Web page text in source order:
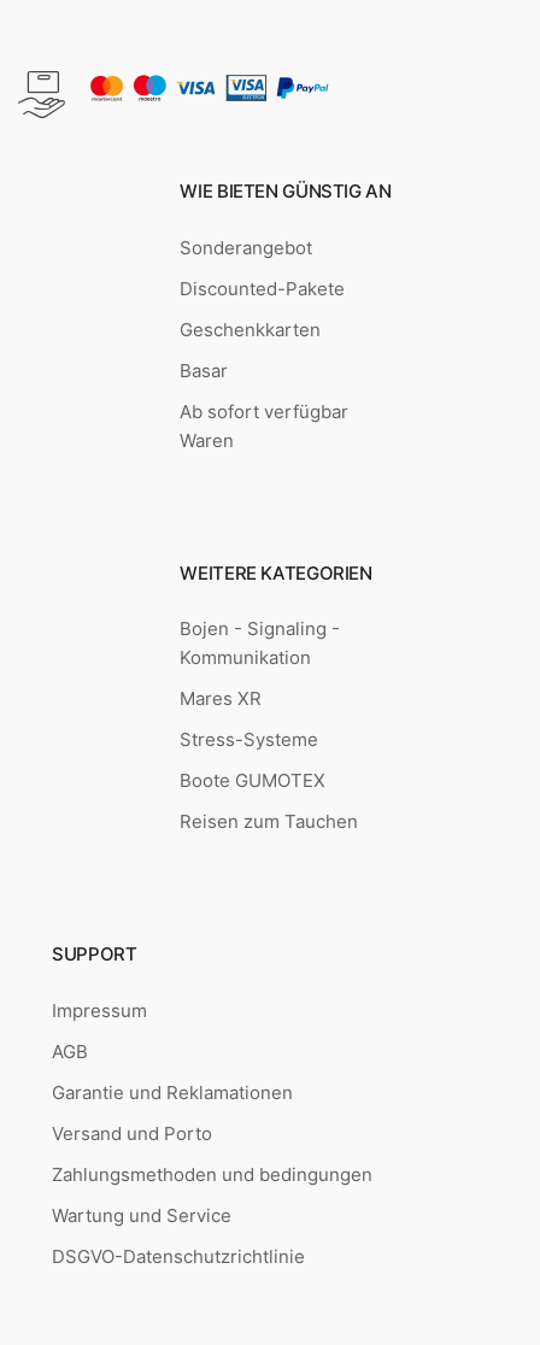
WIE BIETEN GÜNSTIG AN
Sonderangebot
Discounted-Pakete
Geschenkkarten
Basar
Ab sofort verfügbar
Waren
WEITERE KATEGORIEN
Bojen - Signaling -
Kommunikation
Mares XR
Stress-Systeme
Boote GUMOTEX
Reisen zum Tauchen
SUPPORT
Impressum
AGB
Garantie und Reklamationen
Versand und Porto
Zahlungsmethoden und bedingungen
Wartung und Service
DSGVO-Datenschutzrichtlinie